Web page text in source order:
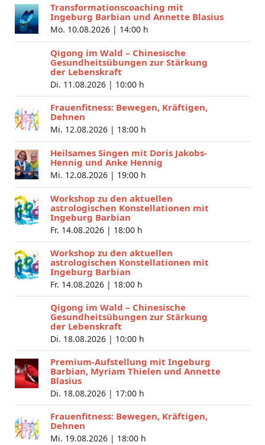
Transformationscoaching mit
Ingeburg Barbian und Annette Blasius
Mo. 10.08.2026 | 14:00 h
Qigong im Wald – Chinesische
Gesundheitsübungen zur Stärkung
der Lebenskraft
Di. 11.08.2026 | 10:00 h
Frauenfitness: Bewegen, Kräftigen,
Dehnen
Mi. 12.08.2026 | 18:00 h
Heilsames Singen mit Doris Jakobs-
Hennig und Anke Hennig
Mi. 12.08.2026 | 19:00 h
Workshop zu den aktuellen
astrologischen Konstellationen mit
Ingeburg Barbian
Fr. 14.08.2026 | 18:00 h
Workshop zu den aktuellen
astrologischen Konstellationen mit
Ingeburg Barbian
Fr. 14.08.2026 | 18:00 h
Qigong im Wald – Chinesische
Gesundheitsübungen zur Stärkung
der Lebenskraft
Di. 18.08.2026 | 10:00 h
Premium-Aufstellung mit Ingeburg
Barbian, Myriam Thielen und Annette
Blasius
Di. 18.08.2026 | 17:00 h
Frauenfitness: Bewegen, Kräftigen,
Dehnen
Mi. 19.08.2026 | 18:00 h